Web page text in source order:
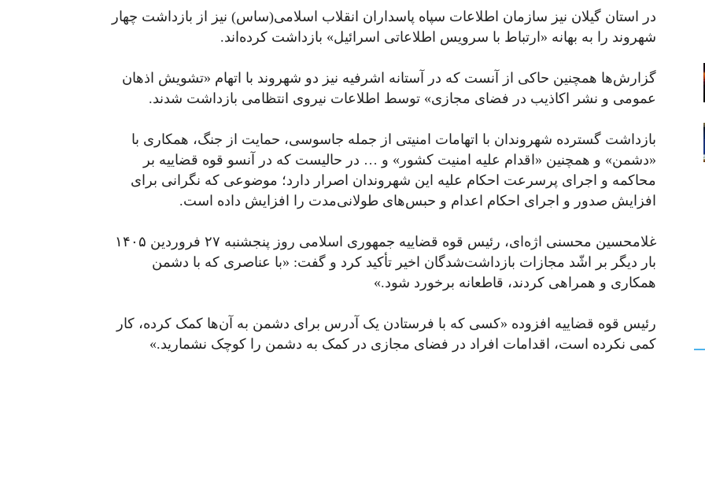
‎در استان گیلان نیز سازمان اطلاعات سپاه پاسداران انقلاب اسلامی(ساس) نیز از بازداشت چهار
شهروند را به بهانه «ارتباط با سرویس اطلاعاتی اسرائیل» بازداشت کرده‌اند.
‎گزارش‌ها همچنین حاکی از آنست که در آستانه اشرفیه نیز دو شهروند با اتهام «تشویش اذهان
عمومی و نشر اکاذیب در فضای مجازی» توسط اطلاعات نیروی انتظامی بازداشت شدند.
بازداشت گسترده شهروندان با اتهامات امنیتی از جمله جاسوسی، حمایت از جنگ، همکاری با
«دشمن» و همچنین «اقدام علیه امنیت کشور» و … در حالیست که در آنسو قوه قضاییه بر
محاکمه و اجرای پرسرعت احکام علیه این شهروندان اصرار دارد؛ موضوعی که نگرانی برای
افزایش صدور و اجرای احکام اعدام و حبس‌های طولانی‌مدت را افزایش داده است.
غلامحسین محسنی اژه‌ای، رئیس قوه قضاییه جمهوری اسلامی روز پنجشنبه ۲۷ فروردین ۱۴۰۵
بار دیگر بر اشّد مجازات بازداشت‌شدگان اخیر تأکید کرد و گفت: «با عناصری که با دشمن
همکاری و همراهی کردند، قاطعانه برخورد شود.»
رئیس قوه قضاییه افزوده «کسی که با فرستادن یک آدرس برای دشمن به آن‌ها کمک کرده، کار
کمی نکرده است، اقدامات افراد در فضای مجازی در کمک به دشمن را کوچک نشمارید.»